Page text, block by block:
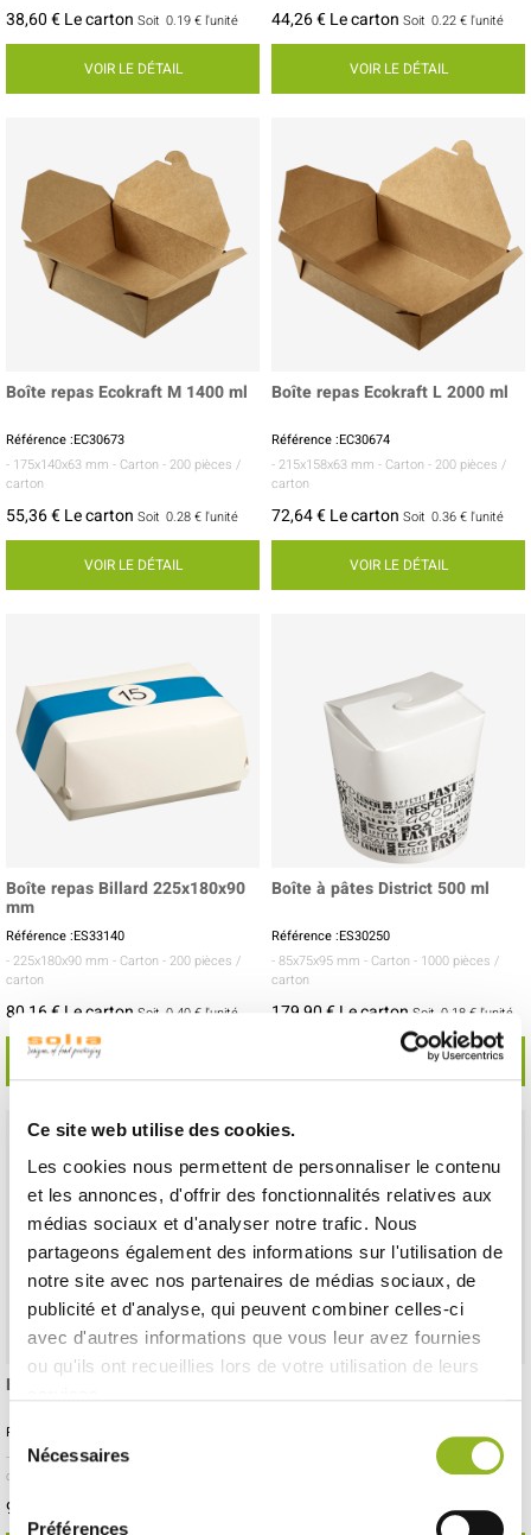
Ce site web utilise des cookies.
Les cookies nous permettent de personnaliser le contenu
et les annonces, d'offrir des fonctionnalités relatives aux
médias sociaux et d'analyser notre trafic. Nous
partageons également des informations sur l'utilisation de
notre site avec nos partenaires de médias sociaux, de
publicité et d'analyse, qui peuvent combiner celles-ci
avec d'autres informations que vous leur avez fournies
ou qu'ils ont recueillies lors de votre utilisation de leurs
Sélection
du Nécessaires
Préférences
38,60 € Le carton Soit 0.19 € l'unité
VOIR LE DÉTAIL
44,26 € Le carton Soit 0.22 € l'unité
VOIR LE DÉTAIL
Boîte repas Ecokraft M 1400 ml
Référence :EC30673
- 175x140x63 mm - Carton - 200 pièces /
carton
55,36 € Le carton Soit 0.28 € l'unité
VOIR LE DÉTAIL
Boîte repas Ecokraft L 2000 ml
Référence :EC30674
- 215x158x63 mm - Carton - 200 pièces /
carton
72,64 € Le carton Soit 0.36 € l'unité
VOIR LE DÉTAIL
Boîte repas Billard 225x180x90
mm
Référence :ES33140
- 225x180x90 mm - Carton - 200 pièces /
carton
80,16 € Le carton Soit 0.40 €l'unité
VOIR LE DÉTAIL
Boîte à pâtes District 500 ml
Référence :ES30250
- 85x75x95 mm - Carton - 1000 pièces /
carton
179,90 € Le carton Soit 0.18 €l'unité
VOIR LE DÉTAIL
Boîte à pâtes District 800 ml
Référence :ES30251
- 105x90x100 mm- Carton
carton
96,45 € Le carton
- 500 pièces /
0.14 €l'unité